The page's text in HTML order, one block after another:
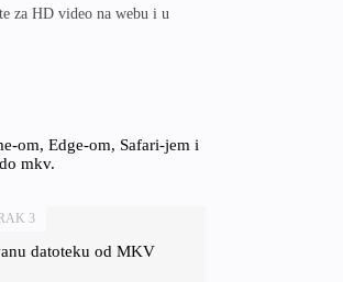
za HD video na webu i u
om, Edge-om, Safari-jem i
mkv.
3
datoteku od MKV